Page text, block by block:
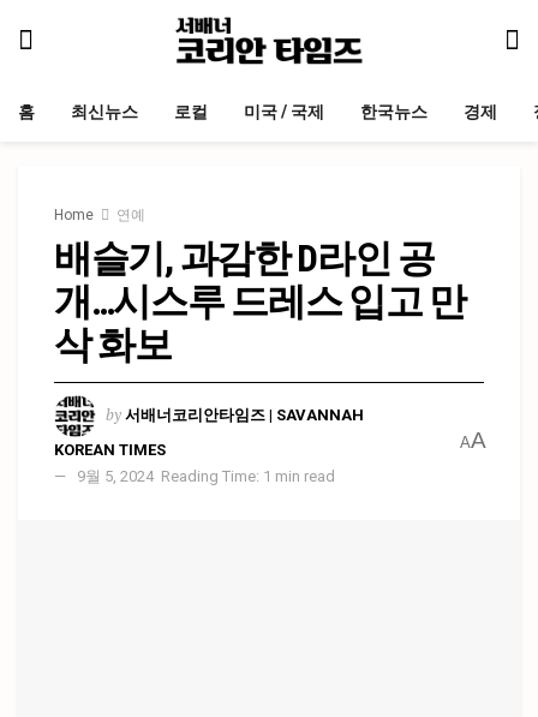
홈 최신뉴스 로컬 미국 / 국제 한국뉴스 경제
Home 연예
배슬기, 과감한 D라인 공
개…시스루 드레스 입고 만
삭 화보
by 서배너코리안타임즈 | SAVANNAH
KOREAN TIMES
9월 5, 2024 Reading Time: 1 min read
AA